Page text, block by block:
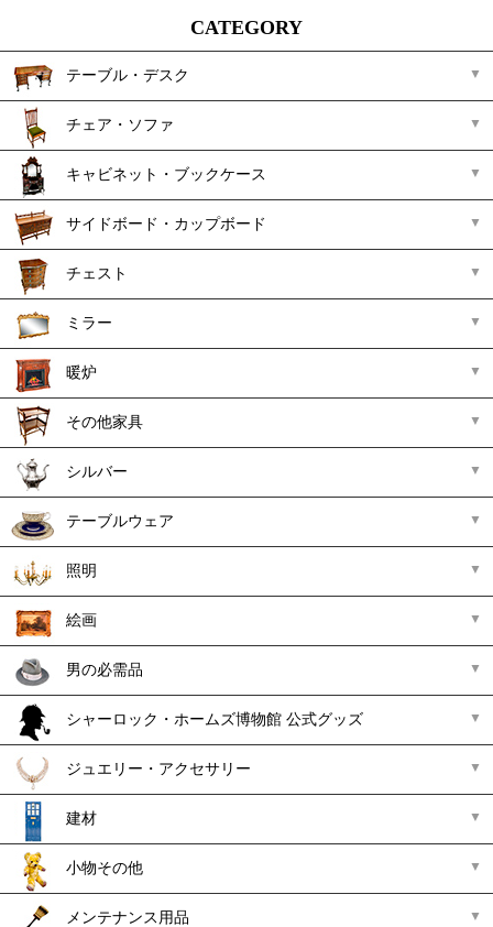
CATEGORY
テーブル・デスク
チェア・ソファ
キャビネット・ブックケース
サイドボード・カップボード
チェスト
ミラー
暖炉
その他家具
シルバー
テーブルウェア
照明
絵画
男の必需品
シャーロック・ホームズ博物館 公式グッズ
ジュエリー・アクセサリー
建材
小物その他
メンテナンス用品